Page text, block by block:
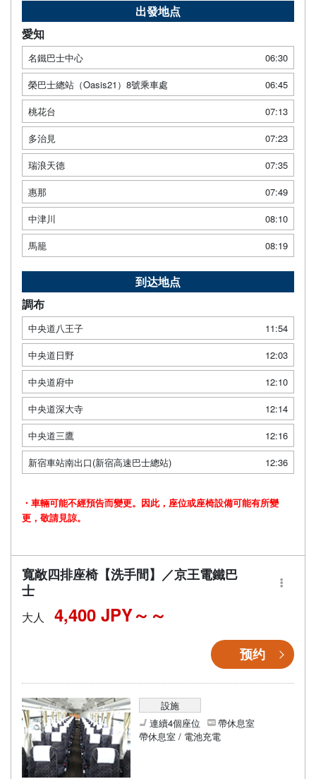
出發地点
愛知
名鐵巴士中心
06:30
榮巴士總站（Oasis21）8號乘車處
06:45
桃花台
07:13
多治見
07:23
瑞浪天德
07:35
惠那
07:49
中津川
08:10
馬籠
08:19
到达地点
調布
中央道八王子
11:54
中央道日野
12:03
中央道府中
12:10
中央道深大寺
12:14
中央道三鷹
12:16
新宿車站南出口(新宿高速巴士總站)
12:36
・車輛可能不經預告而變更。因此，座位或座椅設備可能有所變
更，敬請見諒。
寬敞四排座椅【洗手間】／京王電鐵巴
士
大人 4,400 JPY～
预约
設施
連續4個座位
帶休息室
帶休息室 / 電池充電